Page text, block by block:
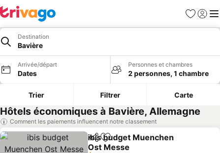
Favoris
Se
Destination
Bavière
Arrivée/départ
Dates
Personnes et chambres
2 personnes, 1 chambre
Trier Filtrer Carte
Hôtels économiques à Bavière, Allemagne
Comment les paiements influencent notre classement
PartagerAjouter à mes favoris
ibis budget Muenchen
Ost Messe